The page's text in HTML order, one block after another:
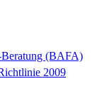
Beratung (BAFA)
2009